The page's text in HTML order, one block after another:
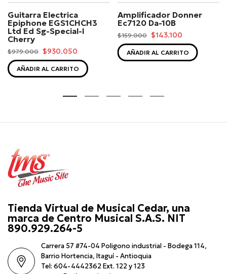
Guitarra Electrica
Epiphone EGS1CHCH3
Ltd Ed Sg-Special-I
Cherry
$979.000 $930.050
AÑADIR AL CARRITO
Amplificador Donner
Ec7120 Da-10B
$159.000 $143.100
AÑADIR AL CARRITO
Tienda Virtual de Musical Cedar, una
marca de Centro Musical S.A.S. NIT
890.929.264-5
Carrera 57 #74-04 Poligono industrial - Bodega 114,
Barrio Hortencia, Itaguí - Antioquia
Tel: 604-4442362 Ext. 122 y 123